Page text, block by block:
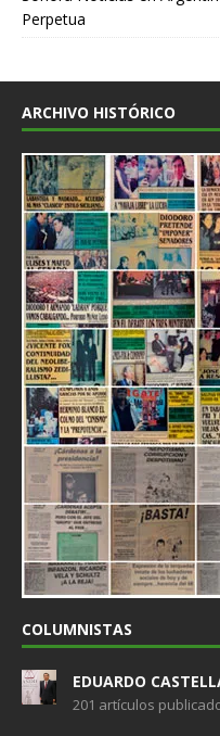
Perpetua
ARCHIVO HISTÓRICO
COLUMNISTAS
EDUARDO
201 artículos